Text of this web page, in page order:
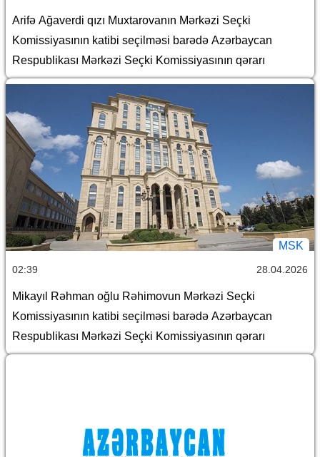
Arifə Ağaverdi qızı Muxtarovanın Mərkəzi Seçki
Komissiyasının katibi seçilməsi barədə Azərbaycan
Respublikası Mərkəzi Seçki Komissiyasının qərarı
MSK
02:39 28.04.2026
Mikayıl Rəhman oğlu Rəhimovun Mərkəzi Seçki
Komissiyasının katibi seçilməsi barədə Azərbaycan
Respublikası Mərkəzi Seçki Komissiyasının qərarı